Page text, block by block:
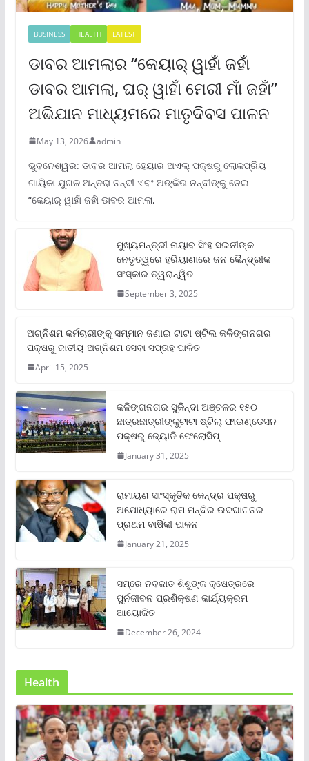
BUSINESS HEALTH LATEST
ଡାବର ଆମଲାର “କେୟାର୍ ୱାହାଁ ଜହାଁ
ଡାବର ଆମଲା, ଘର୍ ୱାହାଁ ମେରୀ ମାଁ ଜହାଁ”
ଅଭିଯାନ ମାଧ୍ୟମରେ ମାତୃଦିବସ ପାଳନ
May 13, 2026 admin
ଭୁବନେଶ୍ୱର: ଡାବର ଆମଲା ହେୟାର ଅଏଲ୍ ପକ୍ଷରୁ ଲୋକପ୍ରିୟ
ଗାୟିକା ଯୁଗଳ ଅନ୍ତରା ନନ୍ଦୀ ଏବଂ ଅଙ୍କିତା ନନ୍ଦୀଙ୍କୁ ନେଇ
“କେୟାର୍ ୱାହାଁ ଜହାଁ ଡାବର ଆମଲା,
ମୁଖ୍ୟମନ୍ତ୍ରୀ ନାୟାବ ସିଂହ ସଇନୀଙ୍କ
ନେତୃତ୍ୱରେ ହରିୟାଣାରେ ଜନ କୈନ୍ଦ୍ରୀକ
ସଂସ୍କାର ତ୍ୱରାନ୍ୱିତ
September 3, 2025
ଅଗ୍ନିଶମ କର୍ମଚାରୀଙ୍କୁ ସମ୍ମାନ ଜଣାଇ ଟାଟା ଷ୍ଟିଲ କଳିଙ୍ଗନଗର
ପକ୍ଷରୁ ଜାତୀୟ ଅଗ୍ନିଶମ ସେବା ସପ୍ତାହ ପାଳିତ
April 15, 2025
କଳିଙ୍ଗନଗର ସୁକିନ୍ଦା ଅଞ୍ଚଳର ୧୫୦
ଛାତ୍ରଛାତ୍ରୀଙ୍କୁଟାଟା ଷ୍ଟିଲ୍ ଫାଉଣ୍ଡେସନ
ପକ୍ଷରୁ ଜ୍ୟୋତି ଫେଲୋସିପ୍‌
January 31, 2025
ରାମାୟଣ ସାଂସ୍କୃତିକ କେନ୍ଦ୍ର ପକ୍ଷରୁ
ଅଯୋଧ୍ୟାରେ ରାମ ମନ୍ଦିର ଉଦଘାଟନର
ପ୍ରଥମ ବାର୍ଷିକୀ ପାଳନ
January 21, 2025
ସମ୍‌ରେ ନବଜାତ ଶିଶୁଙ୍କ କ୍ଷେତ୍ରରେ
ପୁର୍ନଜୀବନ ପ୍ରଶିକ୍ଷଣ କାର୍ଯ୍ୟକ୍ରମ
ଆୟୋଜିତ
December 26, 2024
Health